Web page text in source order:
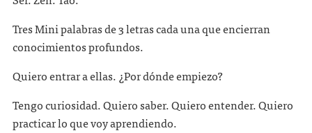
Tres Mini palabras de 3 letras cada una que encierran
conocimientos profundos.
Quiero entrar a ellas. ¿Por dónde empiezo?
Tengo curiosidad. Quiero saber. Quiero entender. Quiero
practicar lo que voy aprendiendo.